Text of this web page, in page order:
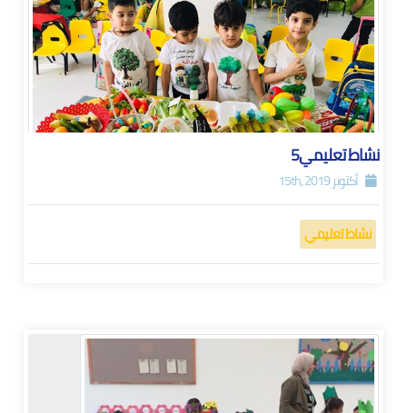
نشاط تعليمي5
أكتوبر 15th, 2019
نشاط تعليمي